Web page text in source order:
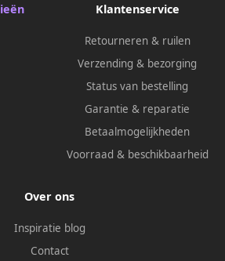
Klantenservice
Retourneren & ruilen
Verzending & bezorging
Status van bestelling
Garantie & reparatie
Betaalmogelijkheden
Voorraad & beschikbaarheid
Over ons
Inspiratie blog
Contact